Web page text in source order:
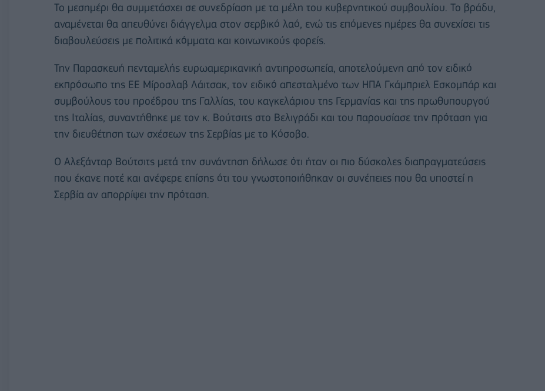
Το μεσημέρι θα συμμετάσχει σε συνεδρίαση με τα μέλη του κυβερνητικού συμβουλίου. Το βράδυ,
αναμένεται θα απευθύνει διάγγελμα στον σερβικό λαό, ενώ τις επόμενες ημέρες θα συνεχίσει τις
διαβουλεύσεις με πολιτικά κόμματα και κοινωνικούς φορείς.
Την Παρασκευή πενταμελής ευρωαμερικανική αντιπροσωπεία, αποτελούμενη από τον ειδικό
εκπρόσωπο της ΕΕ Μίροσλαβ Λάιτσακ, τον ειδικό απεσταλμένο των ΗΠΑ Γκάμπριελ Εσκομπάρ και
συμβούλους του προέδρου της Γαλλίας, του καγκελάριου της Γερμανίας και της πρωθυπουργού
της Ιταλίας, συναντήθηκε με τον κ. Βούτσιτς στο Βελιγράδι και του παρουσίασε την πρόταση για
την διευθέτηση των σχέσεων της Σερβίας με το Κόσοβο.
Ο Αλεξάνταρ Βούτσιτς μετά την συνάντηση δήλωσε ότι ήταν οι πιο δύσκολες διαπραγματεύσεις
που έκανε ποτέ και ανέφερε επίσης ότι του γνωστοποιήθηκαν οι συνέπειες που θα υποστεί η
Σερβία αν απορρίψει την πρόταση.